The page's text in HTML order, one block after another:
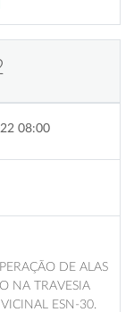
08:00
DE ALAS
NA TRAVESIA
ESN-30.